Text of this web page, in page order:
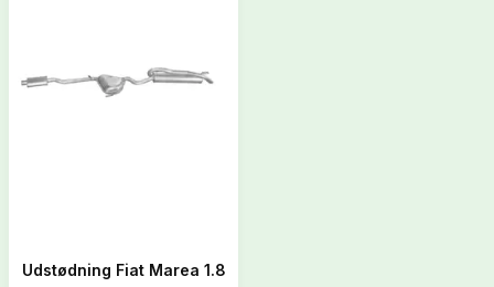
Udstødning Fiat Marea 1.8